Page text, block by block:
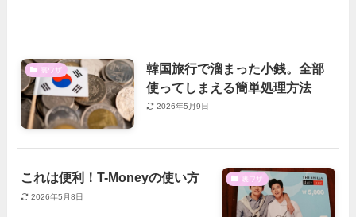
裏ワザ
韓国旅行で溜まった小銭。全部
使ってしまえる簡単処理方法
2026年5月9日
裏ワザ
これは便利！T-Moneyの使い方
2026年5月8日